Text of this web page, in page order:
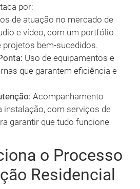
por:
de atuação no mercado de
e vídeo, com um portfólio
projetos bem-sucedidos.
Uso de equipamentos e
que garantem eficiência e
Acompanhamento
instalação, com serviços de
garantir que tudo funcione
o Processo
Residencial